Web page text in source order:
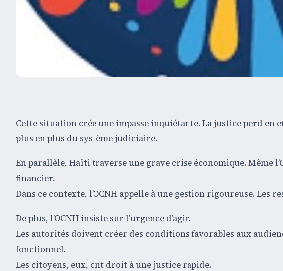
Cette situation crée une impasse inquiétante. La justice perd
plus en plus du système judiciaire.
En parallèle, Haïti traverse une grave crise économique. Même
financier.
Dans ce contexte, l’OCNH appelle à une gestion rigoureuse. Les
De plus, l’OCNH insiste sur l’urgence d’agir.
Les autorités doivent créer des conditions favorables aux
fonctionnel.
Les citoyens, eux, ont droit à une justice rapide.